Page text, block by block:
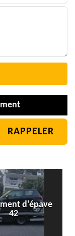
d'épave
42